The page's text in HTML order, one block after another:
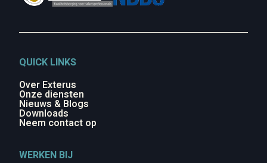
QUICK LINKS
Over Exterus
Onze diensten
Nieuws & Blogs
Downloads
Neem contact op
WERKEN BIJ